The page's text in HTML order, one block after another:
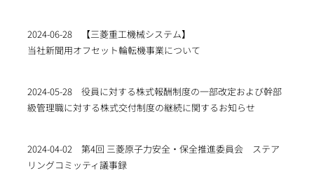
2024-06-28
【三菱重工機械システム】
当社新聞用オフセット輪転機事業について
2024-05-28
役員に対する株式報酬制度の一部改定および幹部
級管理職に対する株式交付制度の継続に関するお知らせ
2024-04-02
第4回 三菱原子力安全・保全推進委員会 ステア
リングコミッティ議事録